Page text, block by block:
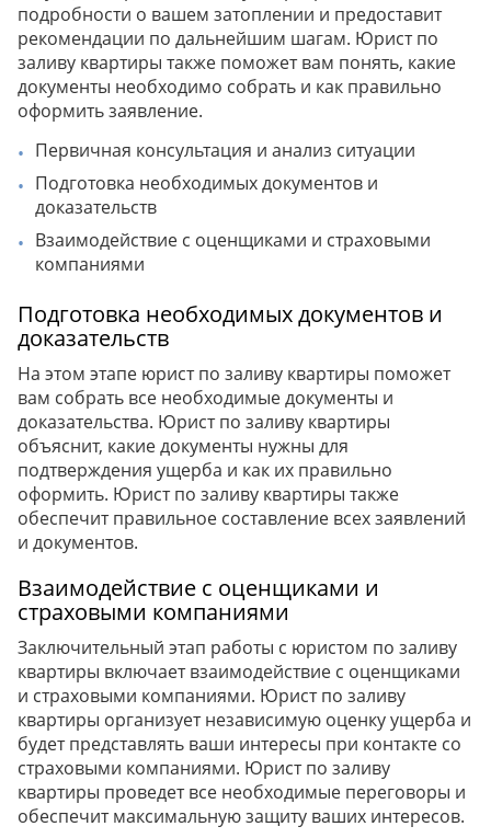
подробности о вашем затоплении и предоставит
рекомендации по дальнейшим шагам. Юрист по
заливу квартиры также поможет вам понять, какие
документы необходимо собрать и как правильно
оформить заявление.
Первичная консультация и анализ ситуации
Подготовка необходимых документов и
доказательств
Взаимодействие с оценщиками и страховыми
компаниями
Подготовка необходимых документов и
доказательств
На этом этапе юрист по заливу квартиры поможет
вам собрать все необходимые документы и
доказательства. Юрист по заливу квартиры
объяснит, какие документы нужны для
подтверждения ущерба и как их правильно
оформить. Юрист по заливу квартиры также
обеспечит правильное составление всех заявлений
и документов.
Взаимодействие с оценщиками и
страховыми компаниями
Заключительный этап работы с юристом по заливу
квартиры включает взаимодействие с оценщиками
и страховыми компаниями. Юрист по заливу
квартиры организует независимую оценку ущерба и
будет представлять ваши интересы при контакте со
страховыми компаниями. Юрист по заливу
квартиры проведет все необходимые переговоры и
обеспечит максимальную защиту ваших интересов.